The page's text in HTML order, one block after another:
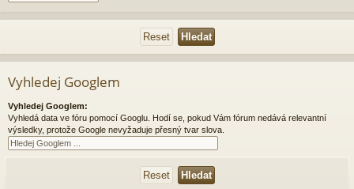
Vyhledej Googlem
Vyhledej Googlem:
Vyhledá data ve fóru pomocí Googlu. Hodí se, pokud Vám fórum nedává relevantní
výsledky, protože Google nevyžaduje přesný tvar slova.